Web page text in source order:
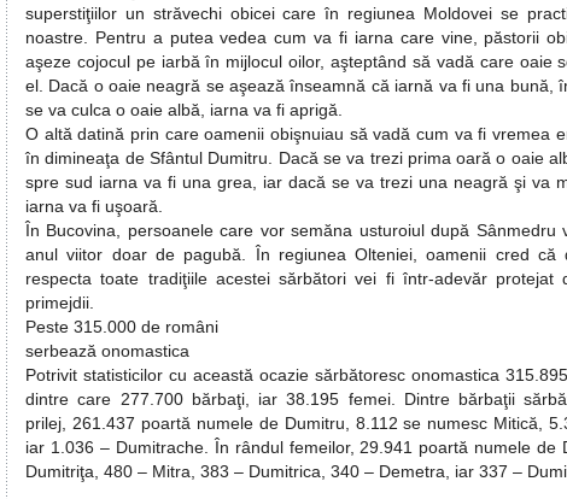
superstiţiilor un străvechi obicei care în regiunea Moldovei se
noastre. Pentru a putea vedea cum va fi iarna care vine, păstorii
aşeze cojocul pe iarbă în mijlocul oilor, aşteptând să vadă care oaie
el. Dacă o oaie neagră se aşează înseamnă că iarnă va fi una bună,
se va culca o oaie albă, iarna va fi aprigă.
O altă datină prin care oamenii obişnuiau să vadă cum va fi vremea
în dimineaţa de Sfântul Dumitru. Dacă se va trezi prima oară o oaie
spre sud iarna va fi una grea, iar dacă se va trezi una neagră şi va
iarna va fi uşoară.
În Bucovina, persoanele care vor semăna usturoiul după Sânmedru
anul viitor doar de pagubă. În regiunea Olteniei, oamenii cred că
respecta toate tradiţiile acestei sărbători vei fi într-adevăr protejat
primejdii.
Peste 315.000 de români
serbează onomastica
Potrivit statisticilor cu această ocazie sărbătoresc onomastica
dintre care 277.700 bărbaţi, iar 38.195 femei. Dintre bărbaţii
prilej, 261.437 poartă numele de Dumitru, 8.112 se numesc Mitică,
iar 1.036 – Dumitrache. În rândul femeilor, 29.941 poartă numele de
Dumitriţa, 480 – Mitra, 383 – Dumitrica, 340 – Demetra, iar 337 –